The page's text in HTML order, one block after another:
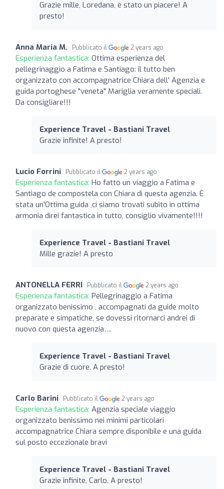
Grazie mille, Loredana, è stato un piacere! A
presto!
Anna Maria M. Pubblicato il 2 years ago
Esperienza fantastica: Ottima esperienza del
pellegrinaggio a Fatima e Santiago: il tutto ben
organizzato con accompagnatrice Chiara dell' Agenzia e
guida portoghese "veneta" Mariglia veramente speciali.
Da consigliare!!!
Experience Travel - Bastiani Travel
Grazie infinite! A presto!
Lucio Forrini Pubblicato il 2 years ago
Esperienza fantastica: Ho fatto un viaggio a Fatima e
Santiago de compostela con Chiara di questa agenzia. È
stata un'Ottima guida ,ci siamo trovati subito in ottima
armonia direi fantastica in tutto, consiglio vivamente!!!!
Experience Travel - Bastiani Travel
Mille grazie! A presto
ANTONELLA FERRI Pubblicato il 2 years ago
Esperienza fantastica: Pellegrinaggio a Fatima
organizzato benissimo , accompagnati da guide molto
preparate e simpatiche, se dovessi ritornarci andrei di
nuovo con questa agenzia….
Experience Travel - Bastiani Travel
Grazie di cuore. A presto!
Carlo Barini Pubblicato il 2 years ago
Esperienza fantastica: Agenzia speciale viaggio
organizzato benissimo nei minimi particolari
accompagnatrice Chiara sempre disponibile e una guida
sul posto eccezionale bravi
Experience Travel - Bastiani Travel
Grazie infinite, Carlo. A presto!